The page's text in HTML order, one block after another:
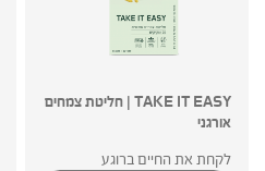
TAKE IT EASY | חליטת צמחים
אורגני
לקחת את החיים ברוגע